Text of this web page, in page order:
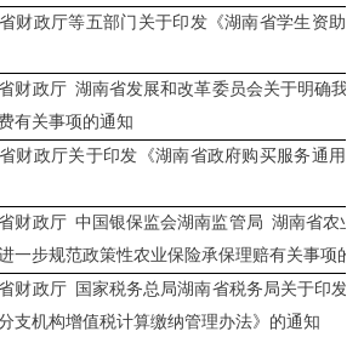
财政厅等五部门关于印发《湖南省学生资助
财政厅 湖南省发展和改革委员会关于明确我
有关事项的通知
财政厅关于印发《湖南省政府购买服务通用
财政厅 中国银保监会湖南监管局 湖南省农业
一步规范政策性农业保险承保理赔有关事项的
财政厅
国家税务总局湖南省税务局关于印发
支机构增值税计算缴纳管理办法》的通知